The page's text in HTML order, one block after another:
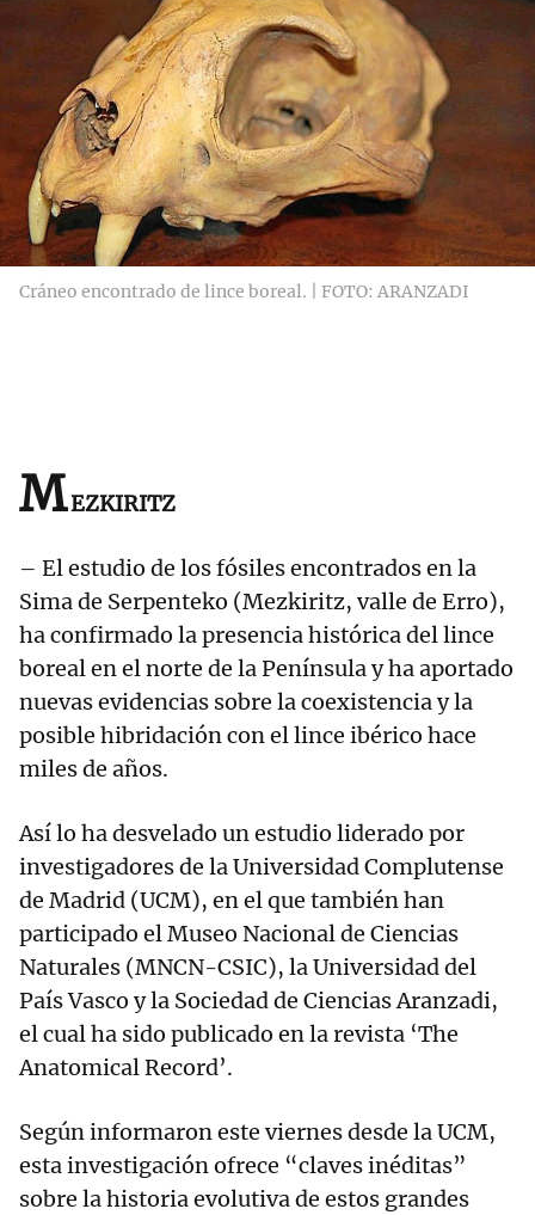
Cráneo encontrado de lince boreal. | FOTO: ARANZADI
MEZKIRITZ
– El estudio de los fósiles encontrados en la
Sima de Serpenteko (Mezkiritz, valle de Erro),
ha confirmado la presencia histórica del lince
boreal en el norte de la Península y ha aportado
nuevas evidencias sobre la coexistencia y la
posible hibridación con el lince ibérico hace
miles de años.
Así lo ha desvelado un estudio liderado por
investigadores de la Universidad Complutense
de Madrid (UCM), en el que también han
participado el Museo Nacional de Ciencias
Naturales (MNCN-CSIC), la Universidad del
País Vasco y la Sociedad de Ciencias Aranzadi,
el cual ha sido publicado en la revista ‘The
Anatomical Record’.
Según informaron este viernes desde la UCM,
esta investigación ofrece “claves inéditas”
sobre la historia evolutiva de estos grandes